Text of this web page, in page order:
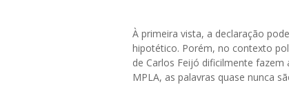
À primeira vista, a declaração
hipotético. Porém, no contexto
de Carlos Feijó dificilmente
MPLA, as palavras quase nunca